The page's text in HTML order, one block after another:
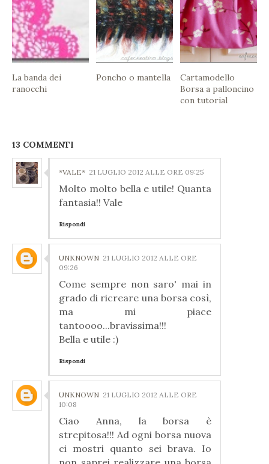
La banda dei
ranocchi
Poncho o mantella
Cartamodello
Borsa a palloncino
con tutorial
13 COMMENTI
*VALE* 21 LUGLIO 2012 ALLE ORE 09:25
Molto molto bella e utile! Quanta
fantasia!! Vale
Rispondi
UNKNOWN 21 LUGLIO 2012 ALLE ORE
09:26
Come sempre non saro' mai in
grado di ricreare una borsa così,
ma mi piace
tantoooo...bravissima!!!
Bella e utile :)
Rispondi
UNKNOWN 21 LUGLIO 2012 ALLE ORE
10:08
Ciao Anna, la borsa è
strepitosa!!! Ad ogni borsa nuova
ci mostri quanto sei brava. Io